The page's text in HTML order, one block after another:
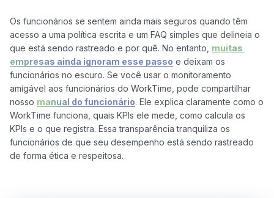
Os funcionários se sentem ainda mais seguros quando têm
acesso a uma política escrita e um FAQ simples que delineia o
que está sendo rastreado e por quê. No entanto, muitas
empresas ainda ignoram esse passo e deixam os
funcionários no escuro. Se você usar o monitoramento
amigável aos funcionários do WorkTime, pode compartilhar
nosso manual do funcionário. Ele explica claramente como o
WorkTime funciona, quais KPIs ele mede, como calcula os
KPIs e o que registra. Essa transparência tranquiliza os
funcionários de que seu desempenho está sendo rastreado